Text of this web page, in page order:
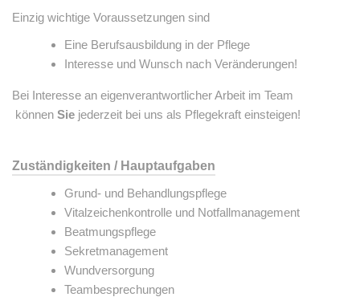
Einzig wichtige Voraussetzungen sind
Eine Berufsausbildung in der Pflege
Interesse und Wunsch nach Veränderungen!
Bei Interesse an eigenverantwortlicher Arbeit im Team
können Sie jederzeit bei uns als Pflegekraft einsteigen!
Zuständigkeiten / Hauptaufgaben
Grund- und Behandlungspflege
Vitalzeichenkontrolle und Notfallmanagement
Beatmungspflege
Sekretmanagement
Wundversorgung
Teambesprechungen